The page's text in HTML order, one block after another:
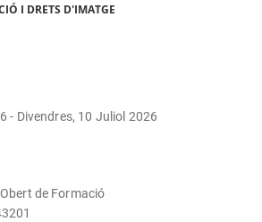
I DRETS D'IMATGE
- Divendres, 10 Juliol 2026
de Formació